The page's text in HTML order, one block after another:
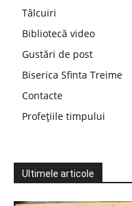
Tâlcuiri
Bibliotecă video
Gustări de post
Biserica Sfinta Treime
Contacte
Profețiile timpului
Ultimele articole